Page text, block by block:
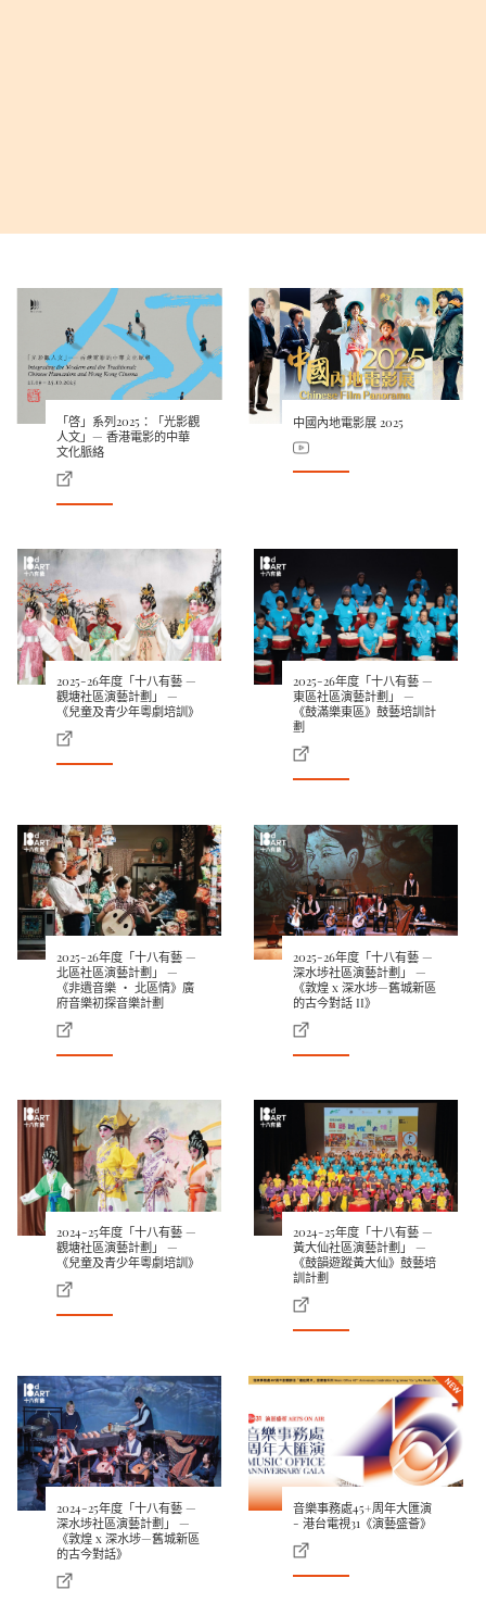
「啓」系列2025：「光影觀
人文」— 香港電影的中華
文化脈絡
中國內地電影展 2025
2025-26年度「十八有藝 —
觀塘社區演藝計劃」 —
《兒童及青少年粵劇培訓》
2025-26年度「十八有藝 —
東區社區演藝計劃」 —
《鼓滿樂東區》鼓藝培訓計
劃
2025-26年度「十八有藝 —
北區社區演藝計劃」 —
《非遺音樂 ‧ 北區情》廣
府音樂初探音樂計劃
2025-26年度「十八有藝 —
深水埗社區演藝計劃」 —
《敦煌 x 深水埗—舊城新區
的古今對話 II》
2024-25年度「十八有藝 —
觀塘社區演藝計劃」 —
《兒童及青少年粵劇培訓》
2024-25年度「十八有藝 —
黃大仙社區演藝計劃」 —
《鼓韻遊蹤黃大仙》鼓藝培
訓計劃
2024-25年度「十八有藝 —
深水埗社區演藝計劃」 —
《敦煌 x 深水埗—舊城新區
的古今對話》
音樂事務處45+周年大匯演
- 港台電視31《演藝盛薈》